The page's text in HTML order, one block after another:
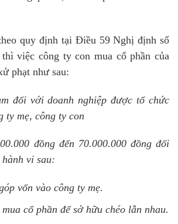
quy định tại Điều 59 Nghị định số
việc công ty con mua cổ phần của
phạt như sau:
đối với doanh nghiệp được tổ chức
ty mẹ, công ty con
đồng đến 70.000.000 đồng đối
vi sau:
vốn vào công ty mẹ.
cổ phần để sở hữu chéo lẫn nhau.